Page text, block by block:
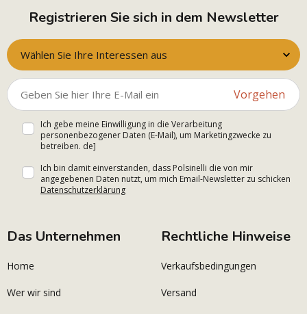
Registrieren Sie sich in dem Newsletter
Wählen Sie Ihre Interessen aus
Vorgehen
Ich gebe meine Einwilligung in die Verarbeitung
personenbezogener Daten (E-Mail), um Marketingzwecke zu
betreiben. de]
Ich bin damit einverstanden, dass Polsinelli die von mir
angegebenen Daten nutzt, um mich Email-Newsletter zu schicken
Datenschutzerklärung
Das Unternehmen
Home
Wer wir sind
Rechtliche Hinweise
Verkaufsbedingungen
Versand